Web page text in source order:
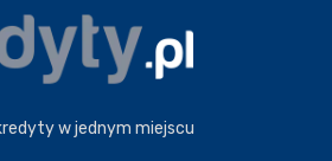
w jednym miejscu